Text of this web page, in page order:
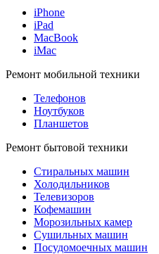
iPhone
iPad
MacBook
iMac
Ремонт мобильной техники
Телефонов
Ноутбуков
Планшетов
Ремонт бытовой техники
Стиральных машин
Холодильников
Телевизоров
Кофемашин
Морозильных камер
Сушильных машин
Посудомоечных машин